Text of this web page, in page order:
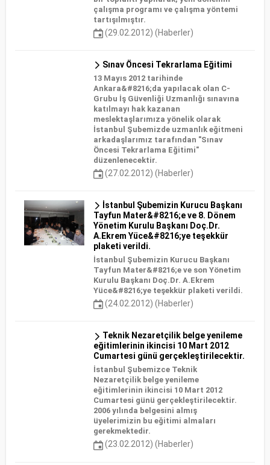
çalışma programı ve çalışma yöntemi
tartışılmıştır.
(29.02.2012) (Haberler)
Sınav Öncesi Tekrarlama Eğitimi
13 Mayıs 2012 tarihinde
Ankara&#8216;da yapılacak olan C-
Grubu İş Güvenliği Uzmanlığı sınavına
katılmayı hak kazanan
meslektaşlarımıza yönelik olarak
İstanbul Şubemizde uzmanlık eğitmeni
arkadaşlarımız tarafından "Sınav
Öncesi Tekrarlama Eğitimi"
düzenlenecektir.
(27.02.2012) (Haberler)
İstanbul Şubemizin Kurucu Başkanı
Tayfun Mater&#8216;e ve 8. Dönem
Yönetim Kurulu Başkanı Doç.Dr.
A.Ekrem Yüce&#8216;ye teşekkür
plaketi verildi.
İstanbul Şubemizin Kurucu Başkanı
Tayfun Mater&#8216;e ve son Yönetim
Kurulu Başkanı Doç.Dr. A.Ekrem
Yüce&#8216;ye teşekkür plaketi verildi.
(24.02.2012) (Haberler)
Teknik Nezaretçilik belge yenileme
eğitimlerinin ikincisi 10 Mart 2012
Cumartesi günü gerçekleştirilecektir.
İstanbul Şubemizce Teknik
Nezaretçilik belge yenileme
eğitimlerinin ikincisi 10 Mart 2012
Cumartesi günü gerçekleştirilecektir.
2006 yılında belgesini almış
üyelerimizin bu eğitimi almaları
gerekmektedir.
(23.02.2012) (Haberler)